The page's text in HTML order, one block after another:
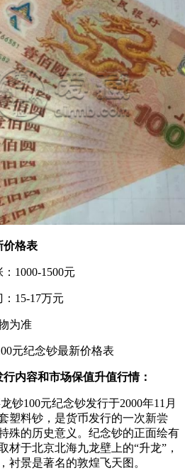
价格表
1000-1500元
15-17万元
为准
内容和市场保值升值行情：
钞100元纪念钞发行于2000年11月
塑料钞，是货币发行的一次新尝
殊的历史意义。纪念钞的正面绘有
材于北京北海九龙壁上的“升龙”，
衬景是著名的敦煌飞天图。